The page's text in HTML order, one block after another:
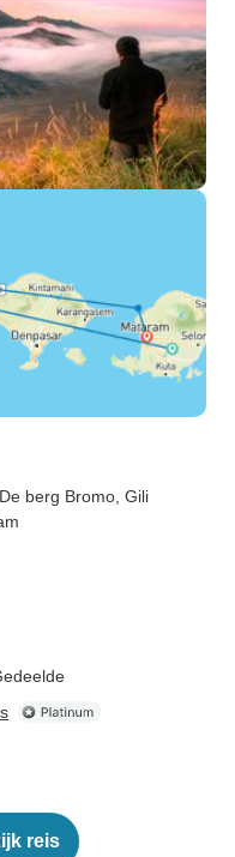
, De berg Bromo , Gili
reis